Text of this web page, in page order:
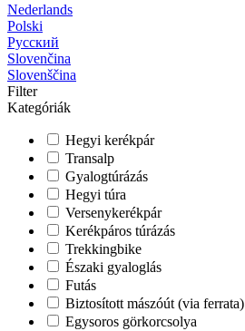
Nederlands
Polski
Русский
Slovenčina
Slovenščina
Filter
Kategóriák
Hegyi kerékpár
Transalp
Gyalogtúrázás
Hegyi túra
Versenykerékpár
Kerékpáros túrázás
Trekkingbike
Északi gyaloglás
Futás
Biztosított mászóút (via ferrata)
Egysoros görkorcsolya